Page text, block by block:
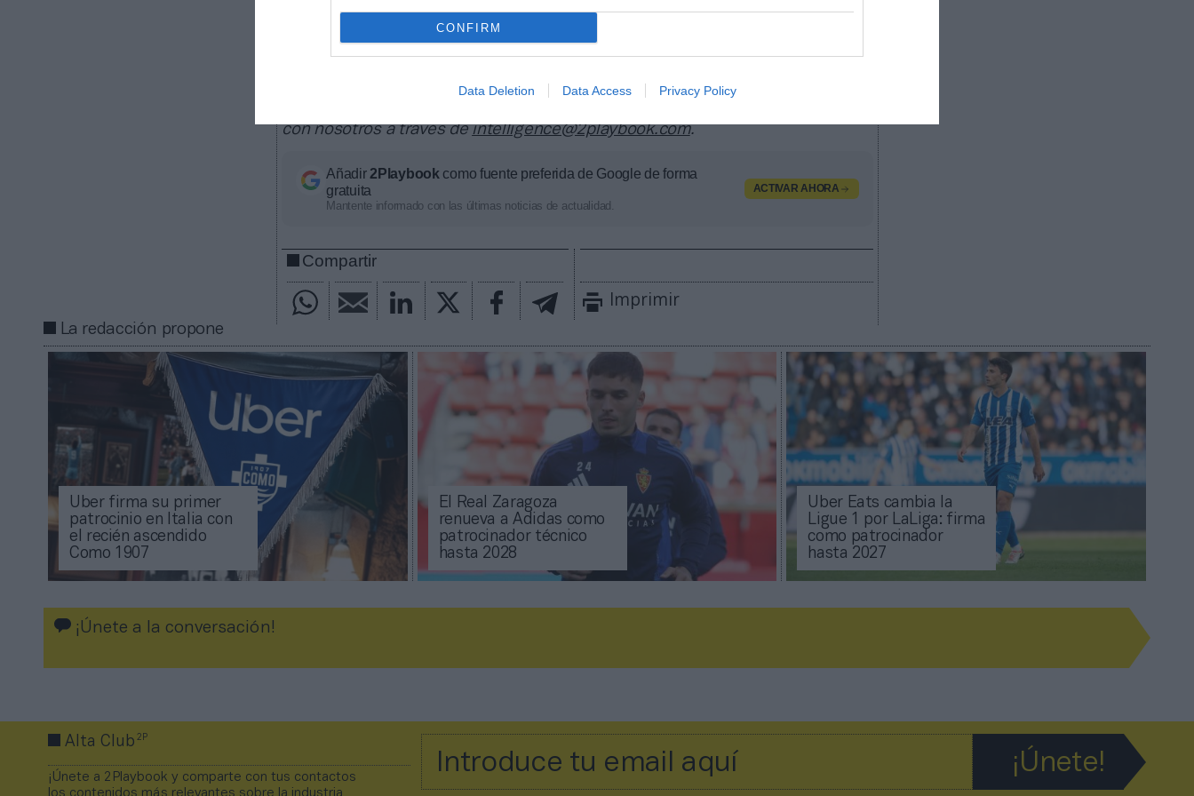
CONFIRM
Data Deletion Data Access Privacy Policy
deportivos, de entretenimiento y música en España, así como más de 24.000
contratos de patrocinio en el mercado español y otros 7.000 contratos de las
competición, tipología de activos, marcas, categorías de producto y valor
con nosotros a través de intelligence@2playbook.com.
Añadir2Playbook como fuente preferida de Google de forma
gratuita
Mantente informado con las últimas noticias de actualidad.
ACTIVAR AHORA
Compartir
Imprimir
La redacción propone
Uber firma su primer
patrocinio en Italia con
el recién ascendido
Como 1907
El Real Zaragoza
renueva a Adidas como
patrocinador técnico
hasta 2028
Uber Eats cambia la
Ligue 1 por LaLiga: firma
como patrocinador
hasta 2027
¡Únete a la conversación!
Alta Club2P
¡Únete a 2Playbook y comparte con tus contactos
los contenidos más relevantes sobre la industria